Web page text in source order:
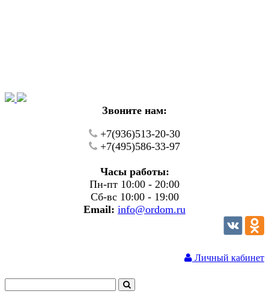
Звоните нам:
+7(936)513-20-30
+7(495)586-33-97
Часы работы:
Пн-пт 10:00 - 20:00
Сб-вс 10:00 - 19:00
Email: info@ordom.ru
Личный кабинет